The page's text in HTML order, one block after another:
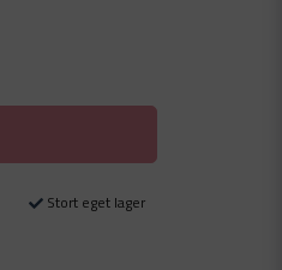
Stort eget lager